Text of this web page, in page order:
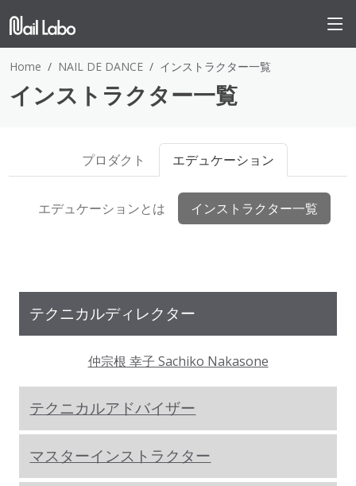
Home NAIL DE DANCE インストラクター一覧
インストラクター一覧
プロダクト エデュケーション
エデュケーションとは インストラクター一覧
テクニカルディレクター
仲宗根 幸子 Sachiko Nakasone
テクニカルアドバイザー
マスターインストラクター